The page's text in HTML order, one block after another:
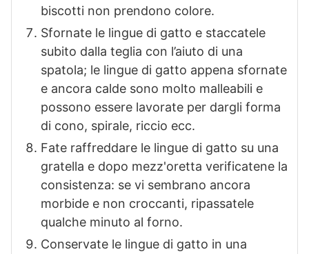
biscotti non prendono colore.
Sfornate le lingue di gatto e staccatele
subito dalla teglia con l’aiuto di una
spatola; le lingue di gatto appena sfornate
e ancora calde sono molto malleabili e
possono essere lavorate per dargli forma
di cono, spirale, riccio ecc.
Fate raffreddare le lingue di gatto su una
gratella e dopo mezz'oretta verificatene la
consistenza: se vi sembrano ancora
morbide e non croccanti, ripassatele
qualche minuto al forno.
Conservate le lingue di gatto in una